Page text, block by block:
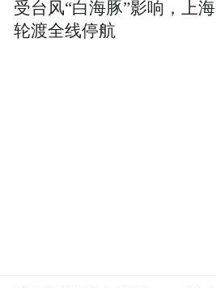
受台风“白海豚”影响，上海
轮渡全线停航